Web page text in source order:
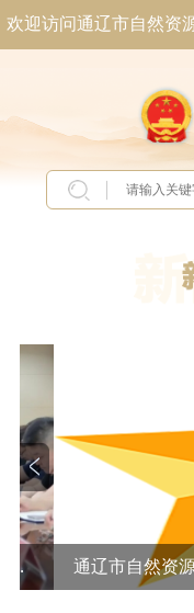
欢迎访问通辽市自然资
通辽市自然资源局